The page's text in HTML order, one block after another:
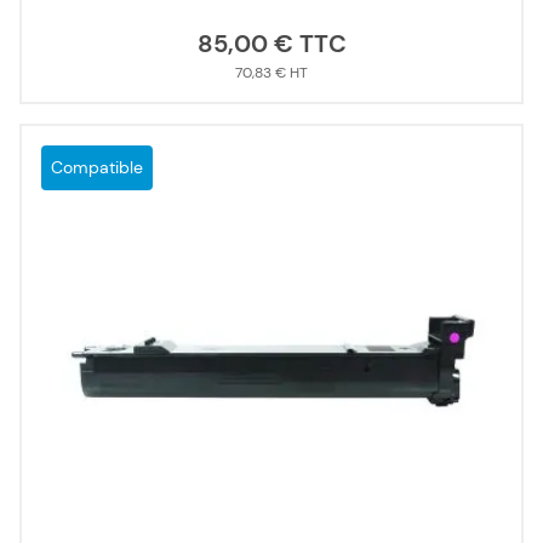
85,00 €
70,83 €
Compatible